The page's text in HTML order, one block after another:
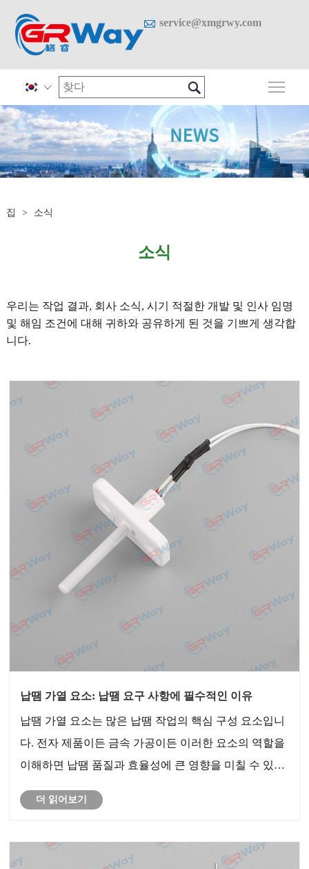
 service@xmgrwy.com
 
집 > 소식
소식
우리는 작업 결과, 회사 소식, 시기 적절한 개발 및 인사 임명
및 해임 조건에 대해 귀하와 공유하게 된 것을 기쁘게 생각합
니다.
납땜 가열 요소: 납땜 요구 사항에 필수적인 이유
납땜 가열 요소는 많은 납땜 작업의 핵심 구성 요소입니
다. 전자 제품이든 금속 가공이든 이러한 요소의 역할을
이해하면 납땜 품질과 효율성에 큰 영향을 미칠 수 있습
한 유형, 응용 분야 및 올바른 것을 선택하는 방법을 살
가 제공하는 솔루션도 강조합니다.
더 읽어보기